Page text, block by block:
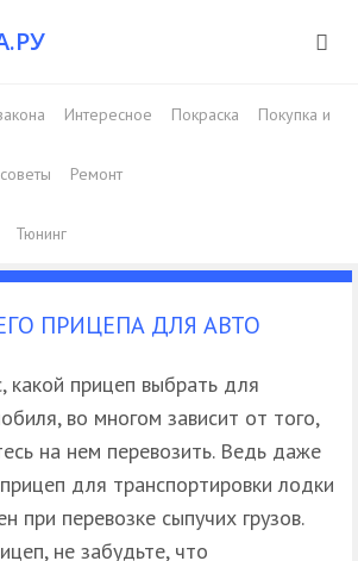
Интересное Покраска Покупка и
Ремонт
Тюнинг
ПРИЦЕПА ДЛЯ АВТО
какой прицеп выбрать для
во многом зависит от того,
на нем перевозить. Ведь даже
для транспортировки лодки
при перевозке сыпучих грузов.
не забудьте, что